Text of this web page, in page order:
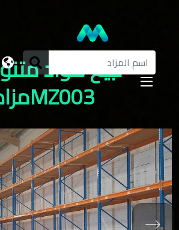
لبيع مواد
MZ003مزاد